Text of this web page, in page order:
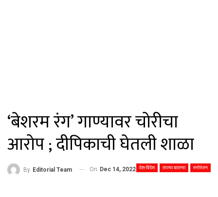
‘बेशरम रंग’ गाण्यावर चोरीचा
आरोप ; दीपिकाची घेतली शाळा
देश-विदेश ताज्या बातम्या मनोरंजन
By Editorial Team On Dec 14, 2022